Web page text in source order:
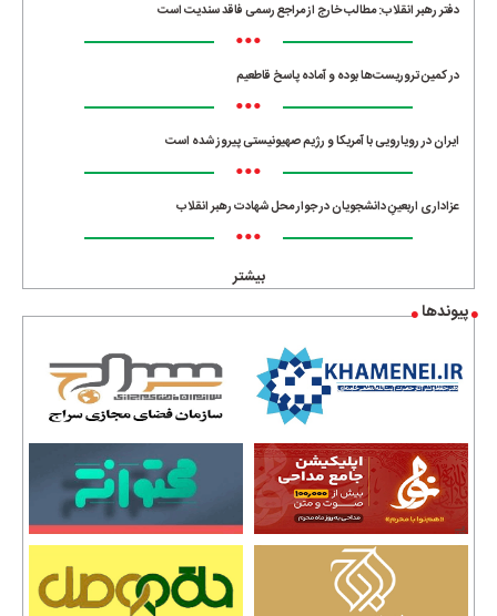
دفتر رهبر انقلاب: مطالب خارج از مراجع رسمی فاقد سندیت است
•••
در کمین تروریست‌ها بوده و آماده پاسخ قاطعیم
•••
ایران در رویارویی با آمریکا و رژیم صهیونیستی پیروز شده است
•••
عزاداری اربعینِ دانشجویان در جوار محل شهادت رهبر انقلاب
•••
بیشتر
پیوندها